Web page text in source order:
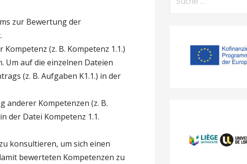
zur Bewertung der
(z. B. Kompetenz 1.1.)
Um auf die einzelnen Dateien
(z. B. Aufgaben K1.1.) in der
anderer Kompetenzen (z. B.
der Datei Kompetenz 1.1.
konsultieren, um sich einen
bewerteten Kompetenzen zu